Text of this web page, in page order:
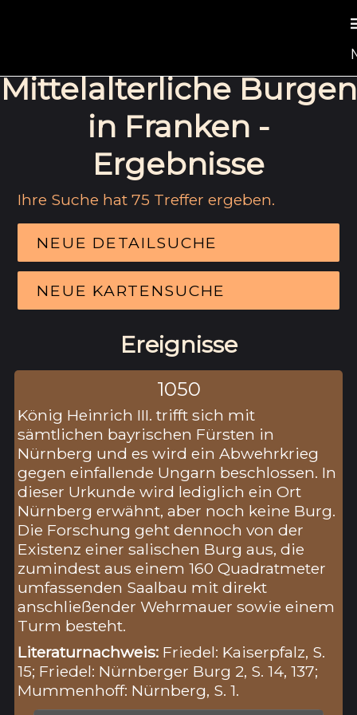
Mittelalterliche Burgen
in Franken -
Ergebnisse
Ihre Suche hat 75 Treffer ergeben.
NEUE DETAILSUCHE
NEUE KARTENSUCHE
Ereignisse
1050
König Heinrich III. trifft sich mit
sämtlichen bayrischen Fürsten in
Nürnberg und es wird ein Abwehrkrieg
gegen einfallende Ungarn beschlossen. In
dieser Urkunde wird lediglich ein Ort
Nürnberg erwähnt, aber noch keine Burg.
Die Forschung geht dennoch von der
Existenz einer salischen Burg aus, die
zumindest aus einem 160 Quadratmeter
umfassenden Saalbau mit direkt
anschließender Wehrmauer sowie einem
Turm besteht.
Literaturnachweis: Friedel: Kaiserpfalz, S.
15; Friedel: Nürnberger Burg 2, S. 14, 137;
Mummenhoff: Nürnberg, S. 1.